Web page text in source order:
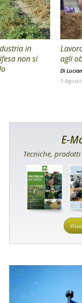
in
non si
agli
Di
3
E-
Tecniche,